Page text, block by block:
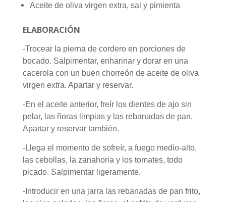
Aceite de oliva virgen extra, sal y pimienta
ELABORACIÓN
-Trocear la pierna de cordero en porciones de
bocado. Salpimentar, enharinar y dorar en una
cacerola con un buen chorreón de aceite de oliva
virgen extra. Apartar y reservar.
-En el aceite anterior, freír los dientes de ajo sin
pelar, las ñoras limpias y las rebanadas de pan.
Apartar y reservar también.
-Llega el momento de sofreír, a fuego medio-alto,
las cebollas, la zanahoria y los tomates, todo
picado. Salpimentar ligeramente.
-Introducir en una jarra las rebanadas de pan frito,